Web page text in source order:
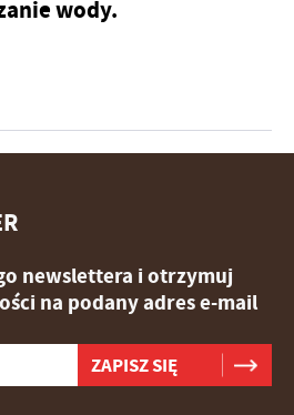
wody.
newslettera i otrzymuj
na podany adres e-mail